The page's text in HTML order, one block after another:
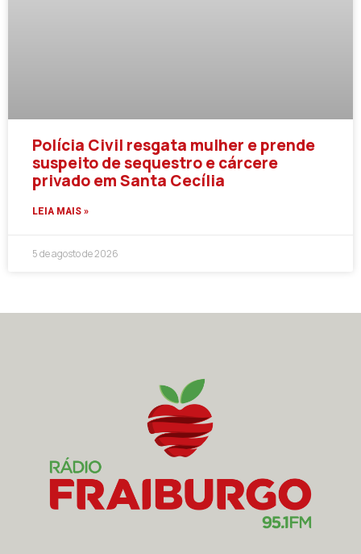
Polícia Civil resgata mulher e prende
suspeito de sequestro e cárcere
privado em Santa Cecília
LEIA MAIS »
5 de agosto de 2026